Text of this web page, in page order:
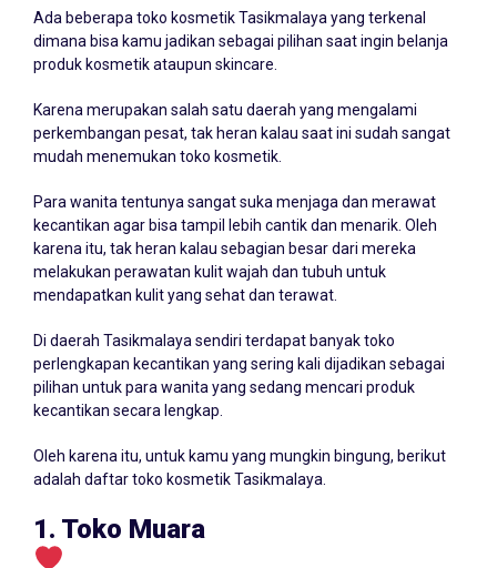
Ada beberapa toko kosmetikTasikmalaya yang terkenal
dimana bisa kamu jadikan sebagai pilihan saat ingin belanja
produk kosmetik ataupun skincare.
Karena merupakan salah satu daerah yang mengalami
perkembangan pesat, tak heran kalau saat ini sudah sangat
mudah menemukan toko kosmetik.
Para wanita tentunya sangat suka menjaga dan merawat
kecantikan agar bisa tampil lebih cantik dan menarik. Oleh
karena itu, tak heran kalau sebagian besar dari mereka
melakukan perawatan kulit wajah dan tubuh untuk
mendapatkan kulit yang sehat dan terawat.
Di daerah Tasikmalaya sendiri terdapat banyak toko
perlengkapan kecantikan yang sering kali dijadikan sebagai
pilihan untuk para wanita yang sedang mencari produk
kecantikan secara lengkap.
Oleh karena itu, untuk kamu yang mungkin bingung, berikut
adalah daftar toko kosmetik Tasikmalaya.
1. Toko Muara